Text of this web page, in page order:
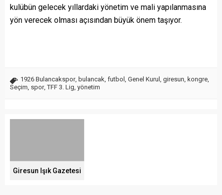
kulübün gelecek yıllardaki yönetim ve mali yapılanmasına
yön verecek olması açısından büyük önem taşıyor.
1926 Bulancakspor, bulancak, futbol , Genel Kurul , giresun, kongre,
Seçim, spor,TFF 3. Lig, yönetim
Giresun Işık Gazetesi